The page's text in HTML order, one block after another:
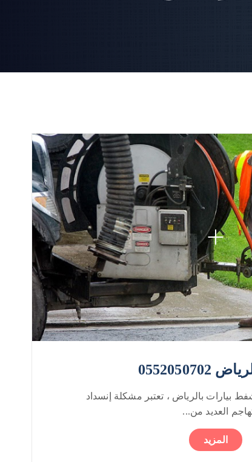
بالرياض ، تعتبر مشكلة إنسداد
العديد من...
المزيد